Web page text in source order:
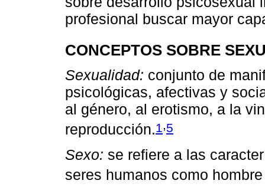
profesional buscar mayor
CONCEPTOS SOBRE
Sexualidad: conjunto de
psicológicas, afectivas y
al género, al erotismo, a la
reproducción.1 ,5
Sexo: se refiere a las
seres humanos como